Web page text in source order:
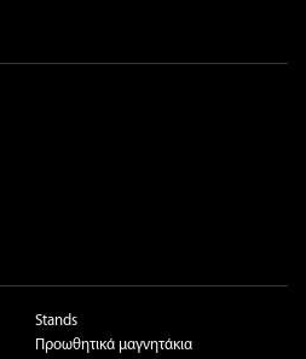
Stands
Προωθητικά μαγνητάκια